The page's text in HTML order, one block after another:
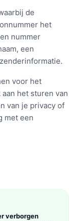
de
het
nummer
een
voor het
het sturen van
van je privacy of
met een
verborgen